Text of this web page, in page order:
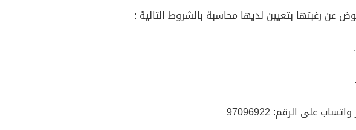
عن رغبتها بتعيين لديها محاسبة بالشروط التالية :